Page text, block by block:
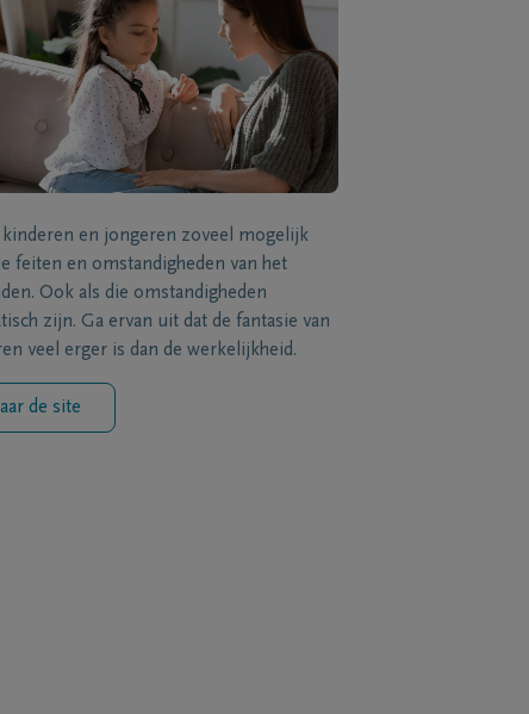
kinderen en jongeren zoveel mogelijk
feiten en omstandigheden van het
Ook als die omstandigheden
zijn. Ga ervan uit dat de fantasie van
veel erger is dan de werkelijkheid.
de site